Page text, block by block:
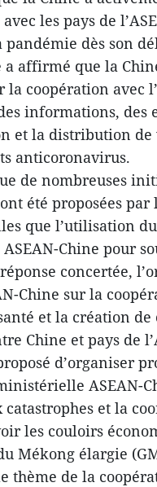
les pays de
pandémie dès son
a affirmé que la
coopération avec
informations, des
et la distribution de
anticoronavirus.
de nombreuses
été proposées par
que l’utilisation
Chine pour
concertée,
Chine sur la
et la création de
Chine et pays de
d’organiser
ASEAN-
catastrophes et la
les couloirs
Mékong élargie
thème de la